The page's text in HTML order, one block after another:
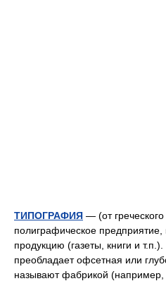
ТИПОГРАФИЯ — (от
полиграфическое
продукцию (газеты, книги и
преобладает офсетная или
называют фабрикой